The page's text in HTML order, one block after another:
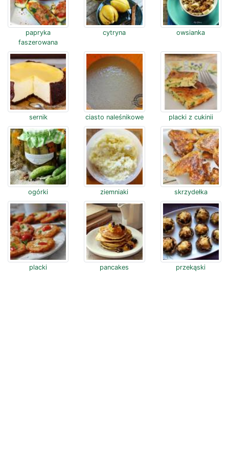
papryka
faszerowana
cytryna owsianka
sernik ciasto naleśnikowe placki z cukinii
ogórki ziemniaki skrzydełka
placki pancakes przekąski